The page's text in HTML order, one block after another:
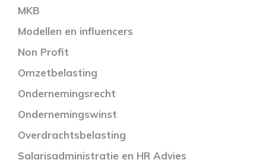
MKB
Modellen en influencers
Non Profit
Omzetbelasting
Ondernemingsrecht
Ondernemingswinst
Overdrachtsbelasting
Salarisadministratie en HR Advies